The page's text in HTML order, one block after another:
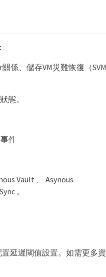
係、儲存VM災難恢復（SVM
態。
件
Vault 、 Asynous
。
置延遲閾值設置。如需更多資